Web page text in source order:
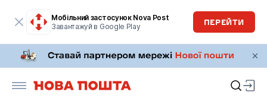
Мобільний застосунок Nova Post
Завантажуй в Google Play
ПЕРЕЙТИ